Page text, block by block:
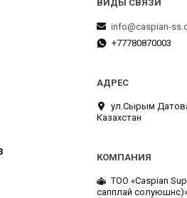
info@caspian-
+77780870003
ул.Сырым
Казахстан
ТОО «Caspian
сапплай